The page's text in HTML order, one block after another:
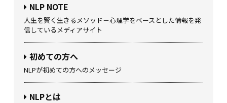
NLP NOTE
人生を賢く生きるメソッド－心理学をベースとした情報を発
信しているメディアサイト
初めての方へ
NLPが初めての方へのメッセージ
NLPとは